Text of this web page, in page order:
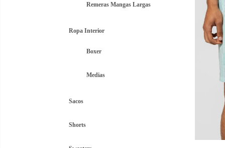
Remeras Mangas Largas
Ropa Interior
Boxer
Medias
Sacos
Shorts